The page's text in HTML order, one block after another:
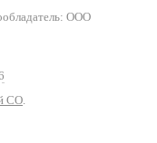
ООО
СО